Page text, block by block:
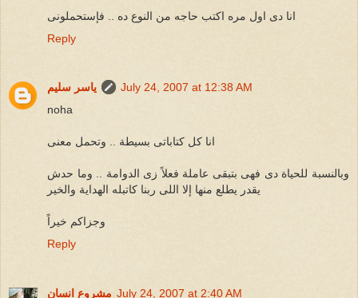
انا دى اول مره اكتب حاجه من النوع ده .. فإستحملونى
Reply
ياسر سليم
July 24, 2007 at 12:38 AM
noha
انا كل كتاباتى بسيطة .. وتحمل معنى
وبالنسبة للحياة دى فهى بتبقى عاملة فعلاً زى الدوامة .. وما حدش
يقدر يطلع منها إلا اللى ربنا كاتبله الهداية والخير
وجزاكم خيراً
Reply
مشروع انسان July 24, 2007 at 2:40 AM